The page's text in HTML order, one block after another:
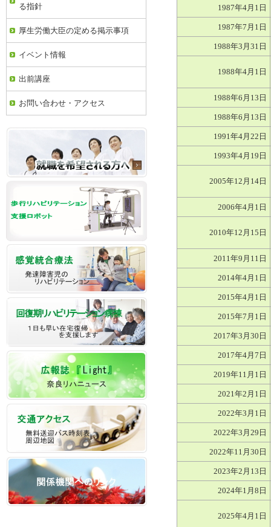
1987年4月1日
1987年7月1日
1988年3月31日
1988年4月1日
1988年6月13日
1988年6月13日
1991年4月22日
1993年4月19日
2005年12月14日
2006年4月1日
2010年12月15日
2011年9月11日
2014年4月1日
2015年4月1日
2015年7月1日
2017年3月30日
2017年4月7日
2019年11月1日
2021年2月1日
2022年3月1日
2022年3月29日
2022年11月30日
2023年2月13日
2024年1月8日
2025年4月1日
る指針
厚生労働大臣の定める掲示事項
イベント情報
出前講座
お問い合わせ・アクセス